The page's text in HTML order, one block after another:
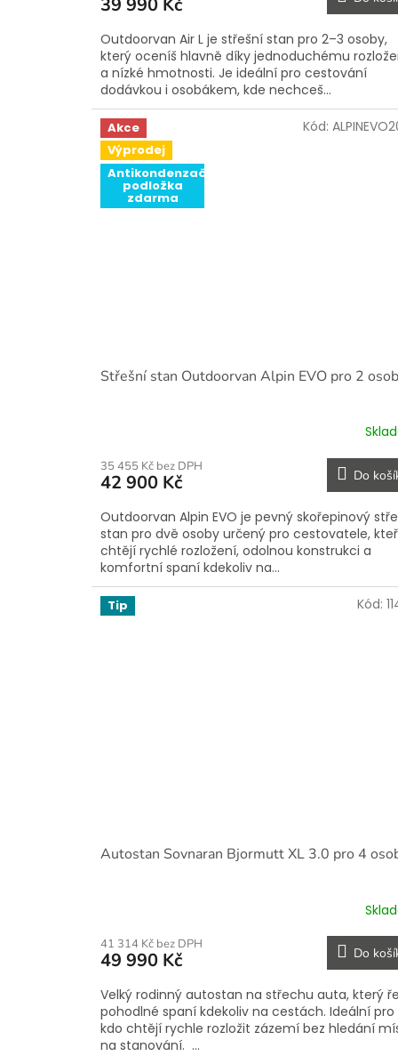
Outdoorvan Air L je střešní stan pro 2–3 osoby,
který oceníš hlavně díky jednoduchému
a nízké hmotnosti. Je ideální pro cestování
dodávkou i osobákem, kde nechceš...
Akce
Výprodej
Antikondenzační
podložka
zdarma
Střešní stan Outdoorvan Alpin EVO pro 2
35 455 Kč bez DPH
42 900 Kč Do
Outdoorvan Alpin EVO je pevný skořepinový
stan pro dvě osoby určený pro cestovatele,
chtějí rychlé rozložení, odolnou konstrukci a
komfortní spaní kdekoliv na...
Kód:
Tip
Autostan Sovnaran Bjormutt XL 3.0 pro 4
41 314 Kč bez DPH
49 990 Kč Do
Velký rodinný autostan na střechu auta, který
pohodlné spaní kdekoliv na cestách. Ideální pro
kdo chtějí rychle rozložit zázemí bez hledání
na stanování. ...
Kód: